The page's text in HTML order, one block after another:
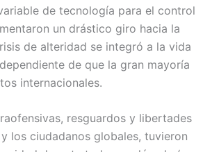
de tecnología para el control
un drástico giro hacia la
de alteridad se integró a la vida
de que la gran mayoría
internacionales.
resguardos y libertades
los ciudadanos globales, tuvieron